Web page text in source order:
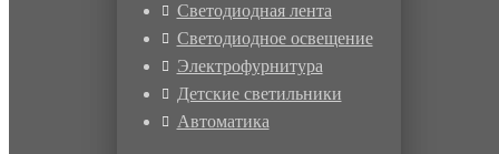
Светодиодная лента
Светодиодное освещение
Электрофурнитура
Детские светильники
Автоматика